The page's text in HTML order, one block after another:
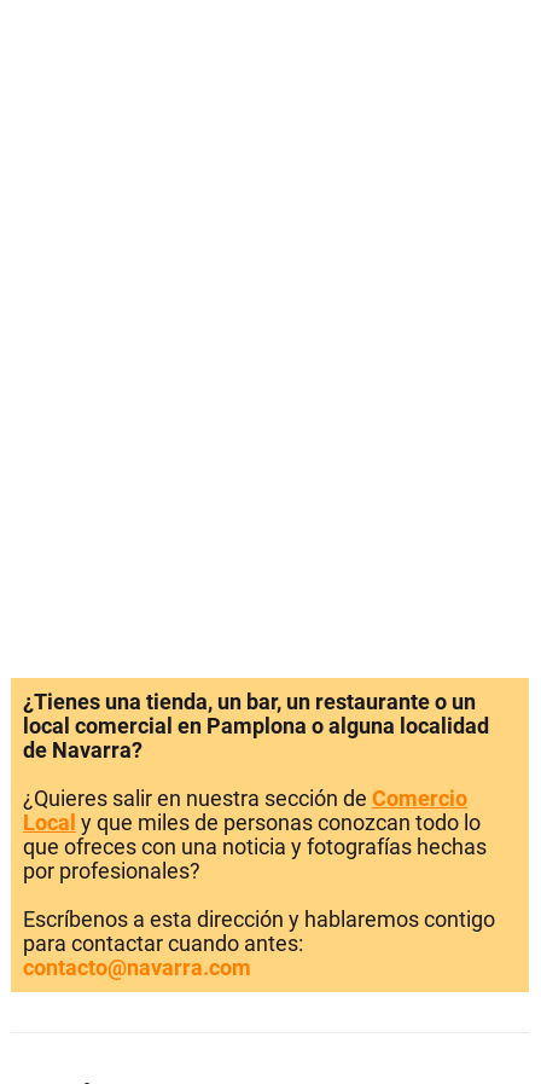
¿Tienes una tienda, un bar, un restaurante o un
local comercial en Pamplona o alguna localidad
de Navarra?
¿Quieres salir en nuestra sección de Comercio
Local y que miles de personas conozcan todo lo
que ofreces con una noticia y fotografías hechas
por profesionales?
Escríbenos a esta dirección y hablaremos contigo
para contactar cuando antes:
contacto@navarra.com